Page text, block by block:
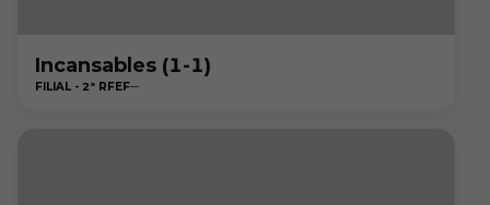
Incansables (1-1)
FILIAL - 2ª RFEF